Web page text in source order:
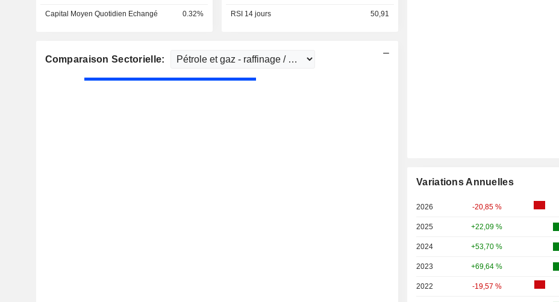
Capital Moyen Quotidien Echangé 0.32% RSI 14 jours 50,91
Comparaison Sectorielle:
Variations Annuelles
2026 -20,85 %
2025 +22,09 %
2024 +53,70 %
2023 +69,64 %
2022 -19,57 %